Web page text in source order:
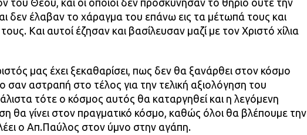
του Θεού, και οι οποίοι δεν προσκύνησαν το θηρίο ούτε την
δεν έλαβαν το χάραγμα του επάνω εις τα μέτωπά τους και
Και αυτοί έζησαν και βασίλευσαν μαζί με τον Χριστό χίλια
μας έχει ξεκαθαρίσει, πως δεν θα ξανάρθει στον κόσμο
σαν αστραπή στο τέλος για την τελική αξιολόγηση του
τότε ο κόσμος αυτός θα καταργηθεί και η λεγόμενη
θα γίνει στον πραγματικό κόσμο, καθώς όλοι θα βλέπουμε την
ο Απ.Παύλος στον ύμνο στην αγάπη.